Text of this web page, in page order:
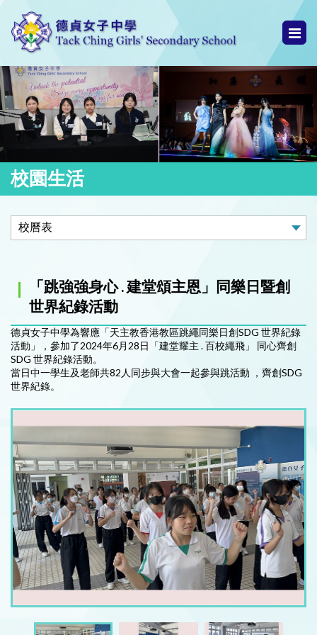
校園生活
「跳強強身心 . 建堂頌主恩」同樂日暨創
世界紀錄活動
德貞女子中學為響應「天主教香港教區跳繩同樂日創SDG 世界紀錄
活動」，參加了2024年6月28日「建堂耀主 . 百校繩飛」 同心齊創
SDG 世界紀錄活動。
當日中一學生及老師共82人同步與大會一起參與跳活動 ，齊創SDG
世界紀錄。